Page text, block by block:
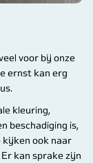
voor bij onze
ernst kan erg
kleuring,
beschadiging is,
kijken ook naar
kan sprake zijn